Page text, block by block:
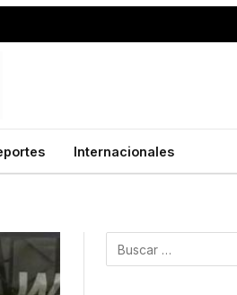
Internacionales